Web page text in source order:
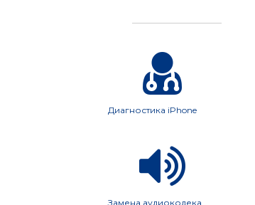
Диагностика iPhone
Замена аудиокодека